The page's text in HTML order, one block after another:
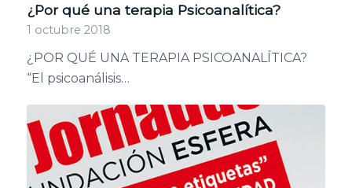
¿Por qué una terapia Psicoanalítica?
1 octubre 2018
¿POR QUÉ UNA TERAPIA PSICOANALÍTICA?
“El psicoanálisis…